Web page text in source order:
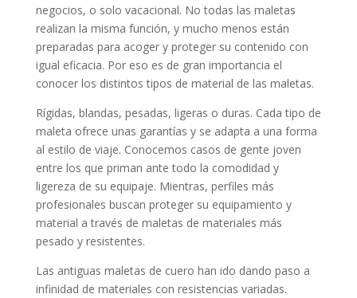
negocios, o solo vacacional. No todas las maletas
realizan la misma función, y mucho menos están
preparadas para acoger y proteger su contenido con
igual eficacia. Por eso es de gran importancia el
conocer los distintos tipos de material de las maletas.
Rígidas, blandas, pesadas, ligeras o duras. Cada tipo de
maleta ofrece unas garantías y se adapta a una forma
al estilo de viaje. Conocemos casos de gente joven
entre los que priman ante todo la comodidad y
ligereza de su equipaje. Mientras, perfiles más
profesionales buscan proteger su equipamiento y
material a través de maletas de materiales más
pesado y resistentes.
Las antiguas maletas de cuero han ido dando paso a
infinidad de materiales con resistencias variadas.